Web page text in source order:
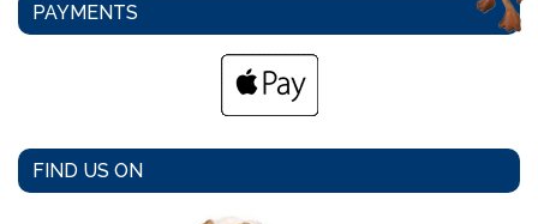
PAYMENTS
FIND US ON